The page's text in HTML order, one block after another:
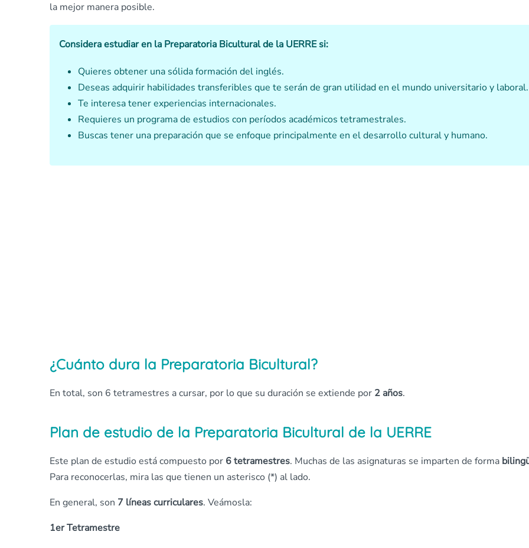
la mejor manera posible.
Considera estudiar en la Preparatoria Bicultural de la UERRE si:
Quieres obtener una sólida formación del inglés.
Deseas adquirir habilidades transferibles que te serán de gran utilidad en el mundo universitario y laboral.
Te interesa tener experiencias internacionales.
Requieres un programa de estudios con períodos académicos tetramestrales.
Buscas tener una preparación que se enfoque principalmente en el desarrollo cultural y humano.
¿Cuánto dura la Preparatoria Bicultural?
En total, son 6 tetramestres a cursar, por lo que su duración se extiende por 2 años.
Plan de estudio de la Preparatoria Bicultural de la UERRE
Este plan de estudio está compuesto por 6 tetramestres. Muchas de las asignaturas se imparten de forma
Para reconocerlas, mira las que tienen un asterisco (*) al lado.
En general, son 7 líneas curriculares. Veámosla:
1er Tetramestre